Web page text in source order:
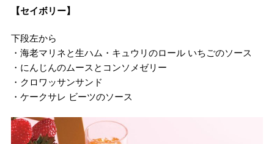
【セイボリー】
下段左から
・海老マリネと生ハム・キュウリのロール いちごのソース
・にんじんのムースとコンソメゼリー
・クロワッサンサンド
・ケークサレ ビーツのソース